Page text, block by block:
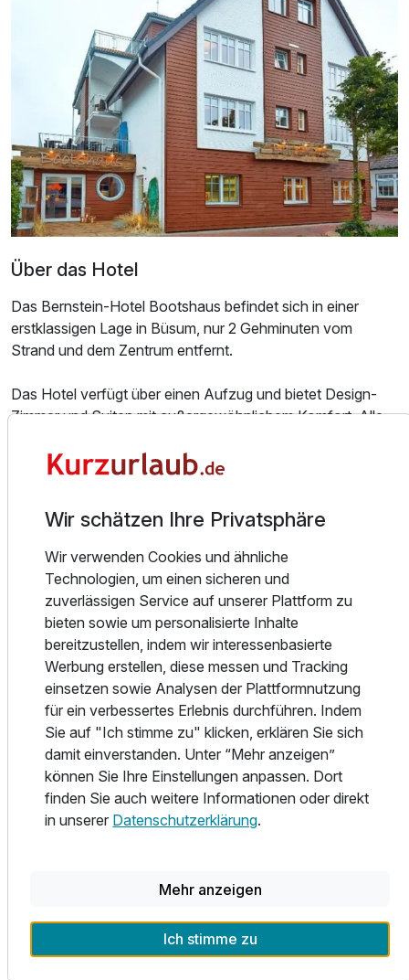
Ausstattung
2 Erwachsene
Über das Hotel
Das Bernstein-Hotel Bootshaus befindet sich in einer
erstklassigen Lage in Büsum, nur 2 Gehminuten vom
Strand und dem Zentrum entfernt.
Das Hotel verfügt über einen Aufzug und bietet Design-
Zimmer und Suiten mit außergewöhnlichem Komfort. Alle
Minibar und einem Safe ausgestattet.
serviert. In der Nähe des Hotels gibt es zahlreiche Cafés,
Restaurants und Bars. Das Hotel bietet auch einen
Fahrradverleih an.
Die Fußgängerzone von Büsum erreichen Sie in nur 2
Gehminuten. In der Umgebung können Sie Rad fahren,
wandern und Wassersport betreiben. Tagesausflüge in den
nahegelegenen Naturpark Wattenmeer, der zum UNESCO-
Weltnaturerbe gehört, sind ebenfalls möglich.
Das Bernstein-Hotel Bootshaus bietet kostenfreie
Privatparkplätze an. Die Autobahn A23 ist in 15 Minuten
erreichbar.
Wir schätzen Ihre Privatsphäre
Wir verwenden Cookies und ähnliche
Technologien, um einen sicheren und
zuverlässigen Service auf unserer Plattform zu
bieten sowie um personalisierte Inhalte
bereitzustellen, indem wir interessenbasierte
Werbung erstellen, diese messen und Tracking
einsetzen sowie Analysen der Plattformnutzung
für ein verbessertes Erlebnis durchführen. Indem
Sie auf "Ich stimme zu" klicken, erklären Sie sich
damit einverstanden. Unter “Mehr anzeigen”
können Sie Ihre Einstellungen anpassen. Dort
finden Sie auch weitere Informationen oder direkt
in unserer Datenschutzerklärung.
Mehr anzeigen
Ich stimme zu